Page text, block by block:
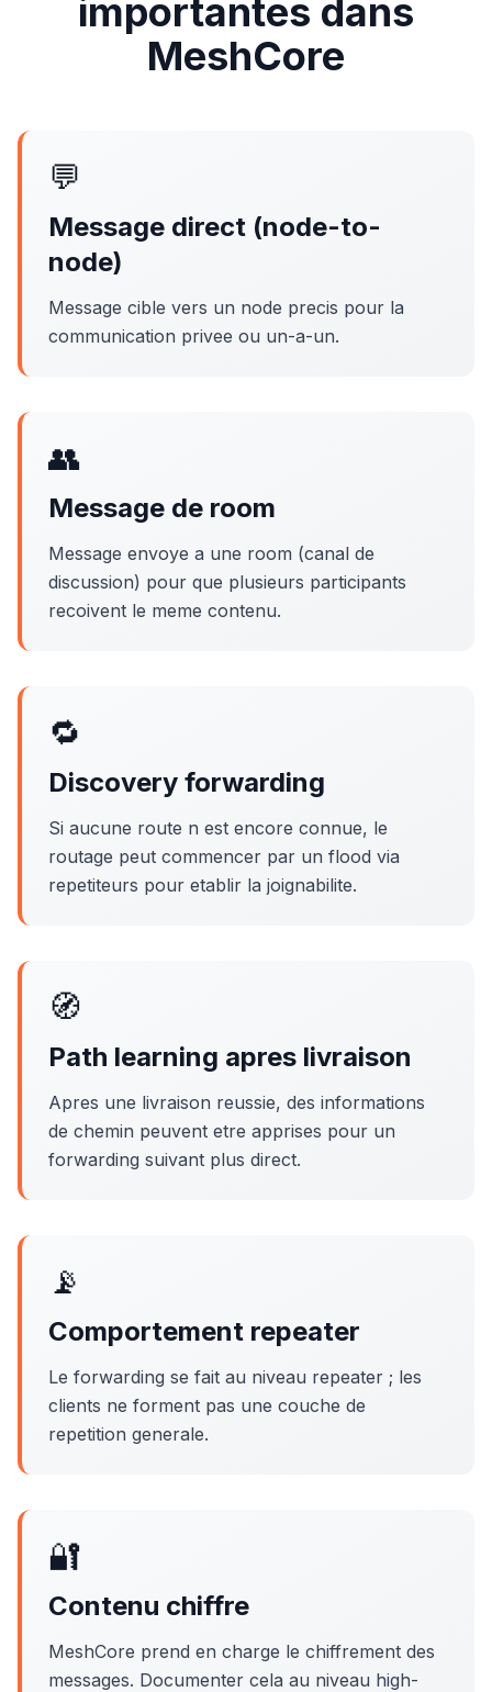
importantes dans
MeshCore
💬
Message direct (node-to-
node)
Message cible vers un node precis pour la
communication privee ou un-a-un.
👥
Message de room
Message envoye a une room (canal de
discussion) pour que plusieurs participants
recoivent le meme contenu.
🔁
Discovery forwarding
Si aucune route n est encore connue, le
routage peut commencer par un flood via
repetiteurs pour etablir la joignabilite.
🧭
Path learning apres livraison
Apres une livraison reussie, des informations
de chemin peuvent etre apprises pour un
forwarding suivant plus direct.
📡
Comportement repeater
Le forwarding se fait au niveau repeater ; les
clients ne forment pas une couche de
repetition generale.
🔐
Contenu chiffre
MeshCore prend en charge le chiffrement des
messages. Documenter cela au niveau high-